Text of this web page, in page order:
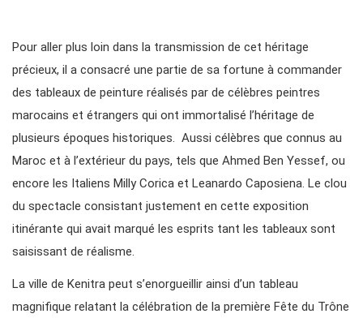
Pour aller plus loin dans la transmission de cet héritage
précieux, il a consacré une partie de sa fortune à commander
des tableaux de peinture réalisés par de célèbres peintres
marocains et étrangers qui ont immortalisé l’héritage de
plusieurs époques historiques. Aussi célèbres que connus au
Maroc et à l’extérieur du pays, tels que Ahmed Ben Yessef, ou
encore les Italiens Milly Corica et Leanardo Caposiena. Le clou
du spectacle consistant justement en cette exposition
itinérante qui avait marqué les esprits tant les tableaux sont
saisissant de réalisme.
La ville de Kenitra peut s’enorgueillir ainsi d’un tableau
magnifique relatant la célébration de la première Fête du Trône